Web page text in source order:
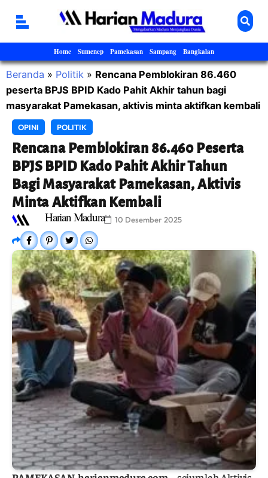
Home Sumenep Pamekasan Sampang Bangkalan
Beranda » Politik » Rencana Pemblokiran 86.460
peserta BPJS BPID Kado Pahit Akhir tahun bagi
masyarakat Pamekasan, aktivis minta aktifkan kembali
OPINI POLITIK
Rencana Pemblokiran 86.460 Peserta
BPJS BPID Kado Pahit Akhir Tahun
Bagi Masyarakat Pamekasan, Aktivis
Minta Aktifkan Kembali
10 Desember 2025
Harian Madura